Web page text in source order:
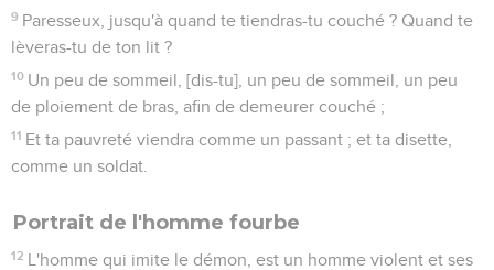
9 Paresseux, jusqu'à quand te tiendras-tu couché ? Quand te
lèveras-tu de ton lit ?
10 Un peu de sommeil, [dis-tu], un peu de sommeil, un peu
de ploiement de bras, afin de demeurer couché ;
11 Et ta pauvreté viendra comme un passant ; et ta disette,
comme un soldat.
Portrait de l'homme fourbe
12 L'homme qui imite le démon, est un homme violent et ses